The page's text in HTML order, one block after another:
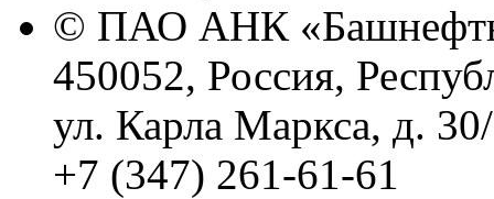
© ПАО АНК
450052, Россия,
ул. Карла Маркса, д.
+7 (347) 261-61-61